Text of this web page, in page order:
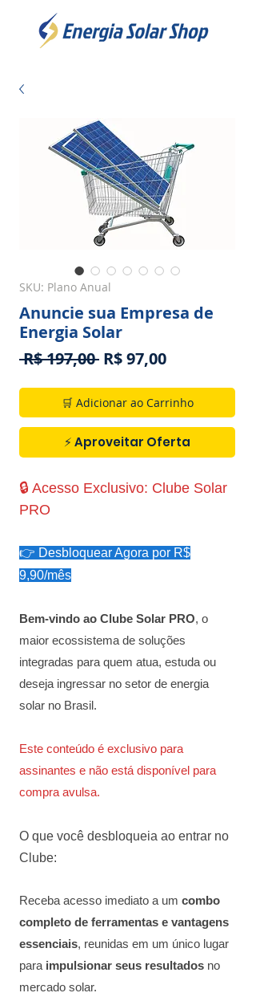
SKU: Plano Anual
Anuncie sua Empresa de
Energia Solar
R$ 197,00 Preço
R$ 97,00Preço
🛒 Adicionar ao Carrinho
⚡ Aproveitar Oferta
🔒 Acesso Exclusivo: Clube Solar
PRO
👉 Desbloquear Agora por R$
9,90/mês
Bem-vindo ao Clube Solar PRO, o
maior ecossistema de soluções
integradas para quem atua, estuda ou
deseja ingressar no setor de energia
solar no Brasil.
Este conteúdo é exclusivo para
assinantes e não está disponível para
compra avulsa.
O que você desbloqueia ao entrar no
Clube:
Receba acesso imediato a um combo
completo de ferramentas e vantagens
essenciais, reunidas em um único lugar
para impulsionar seus resultados no
mercado solar.